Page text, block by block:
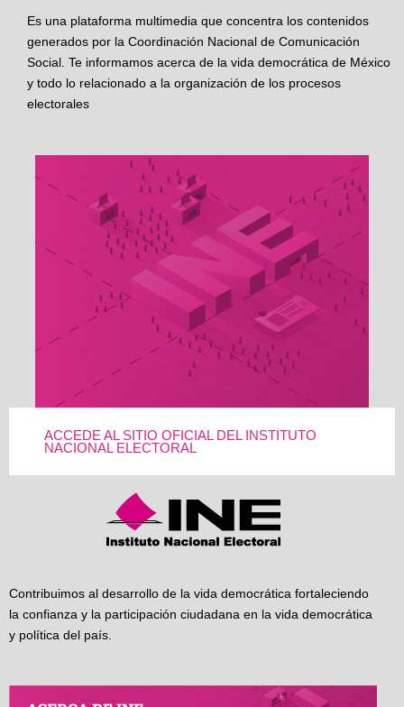
Es una plataforma multimedia que concentra los contenidos
generados por la Coordinación Nacional de Comunicación
Social. Te informamos acerca de la vida democrática de México
y todo lo relacionado a la organización de los procesos
electorales
ACCEDE AL SITIO OFICIAL DEL INSTITUTO
NACIONAL ELECTORAL
Contribuimos al desarrollo de la vida democrática fortaleciendo
la confianza y la participación ciudadana en la vida democrática
y política del país.